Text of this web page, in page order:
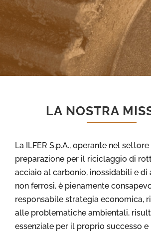
LA NOSTRA
La ILFER S.p.A., operante nel
preparazione per il riciclaggio di
acciaio al carbonio, inossidabili e
non ferrosi, è pienamente
responsabile strategia economica,
alle problematiche ambientali,
essenziale per il proprio successo